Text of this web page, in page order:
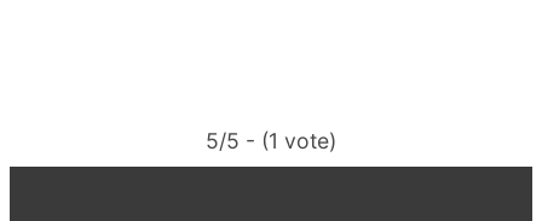
5/5 - (1 vote)